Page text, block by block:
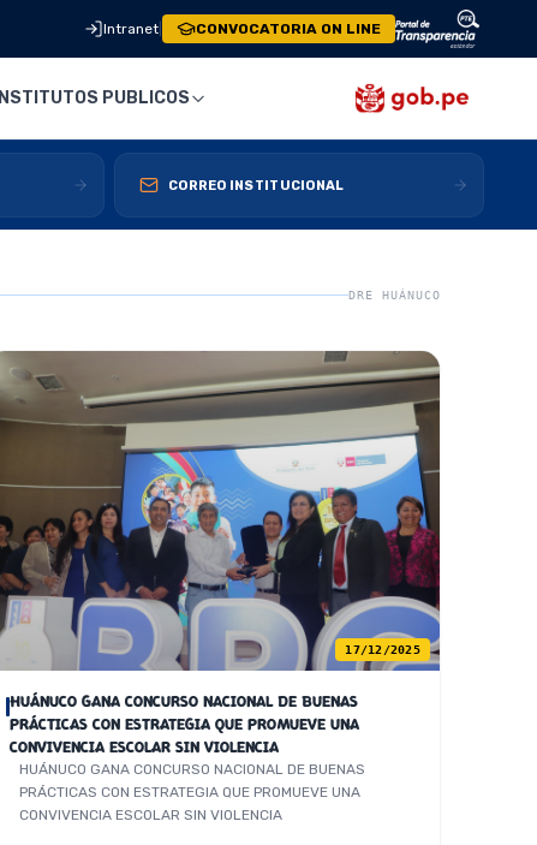
Intranet CONVOCATORIA ON LINE
INSTITUTOS PUBLICOS
CORREO INSTITUCIONAL
DRE HUÁNUCO
17/12/2025
HUÁNUCO GANA CONCURSO NACIONAL DE BUENAS
PRÁCTICAS CON ESTRATEGIA QUE PROMUEVE UNA
CONVIVENCIA ESCOLAR SIN VIOLENCIA
HUÁNUCO GANA CONCURSO NACIONAL DE BUENAS
PRÁCTICAS CON ESTRATEGIA QUE PROMUEVE UNA
CONVIVENCIA ESCOLAR SIN VIOLENCIA